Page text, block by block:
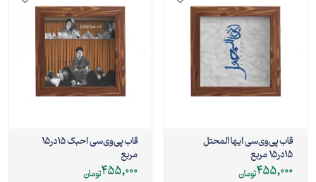
قاب پی‌وی‌سی ایها المحتل
15در15 مربع
455,000تومان
قاب پی‌وی‌سی احبک 15در15
مربع
455,000تومان